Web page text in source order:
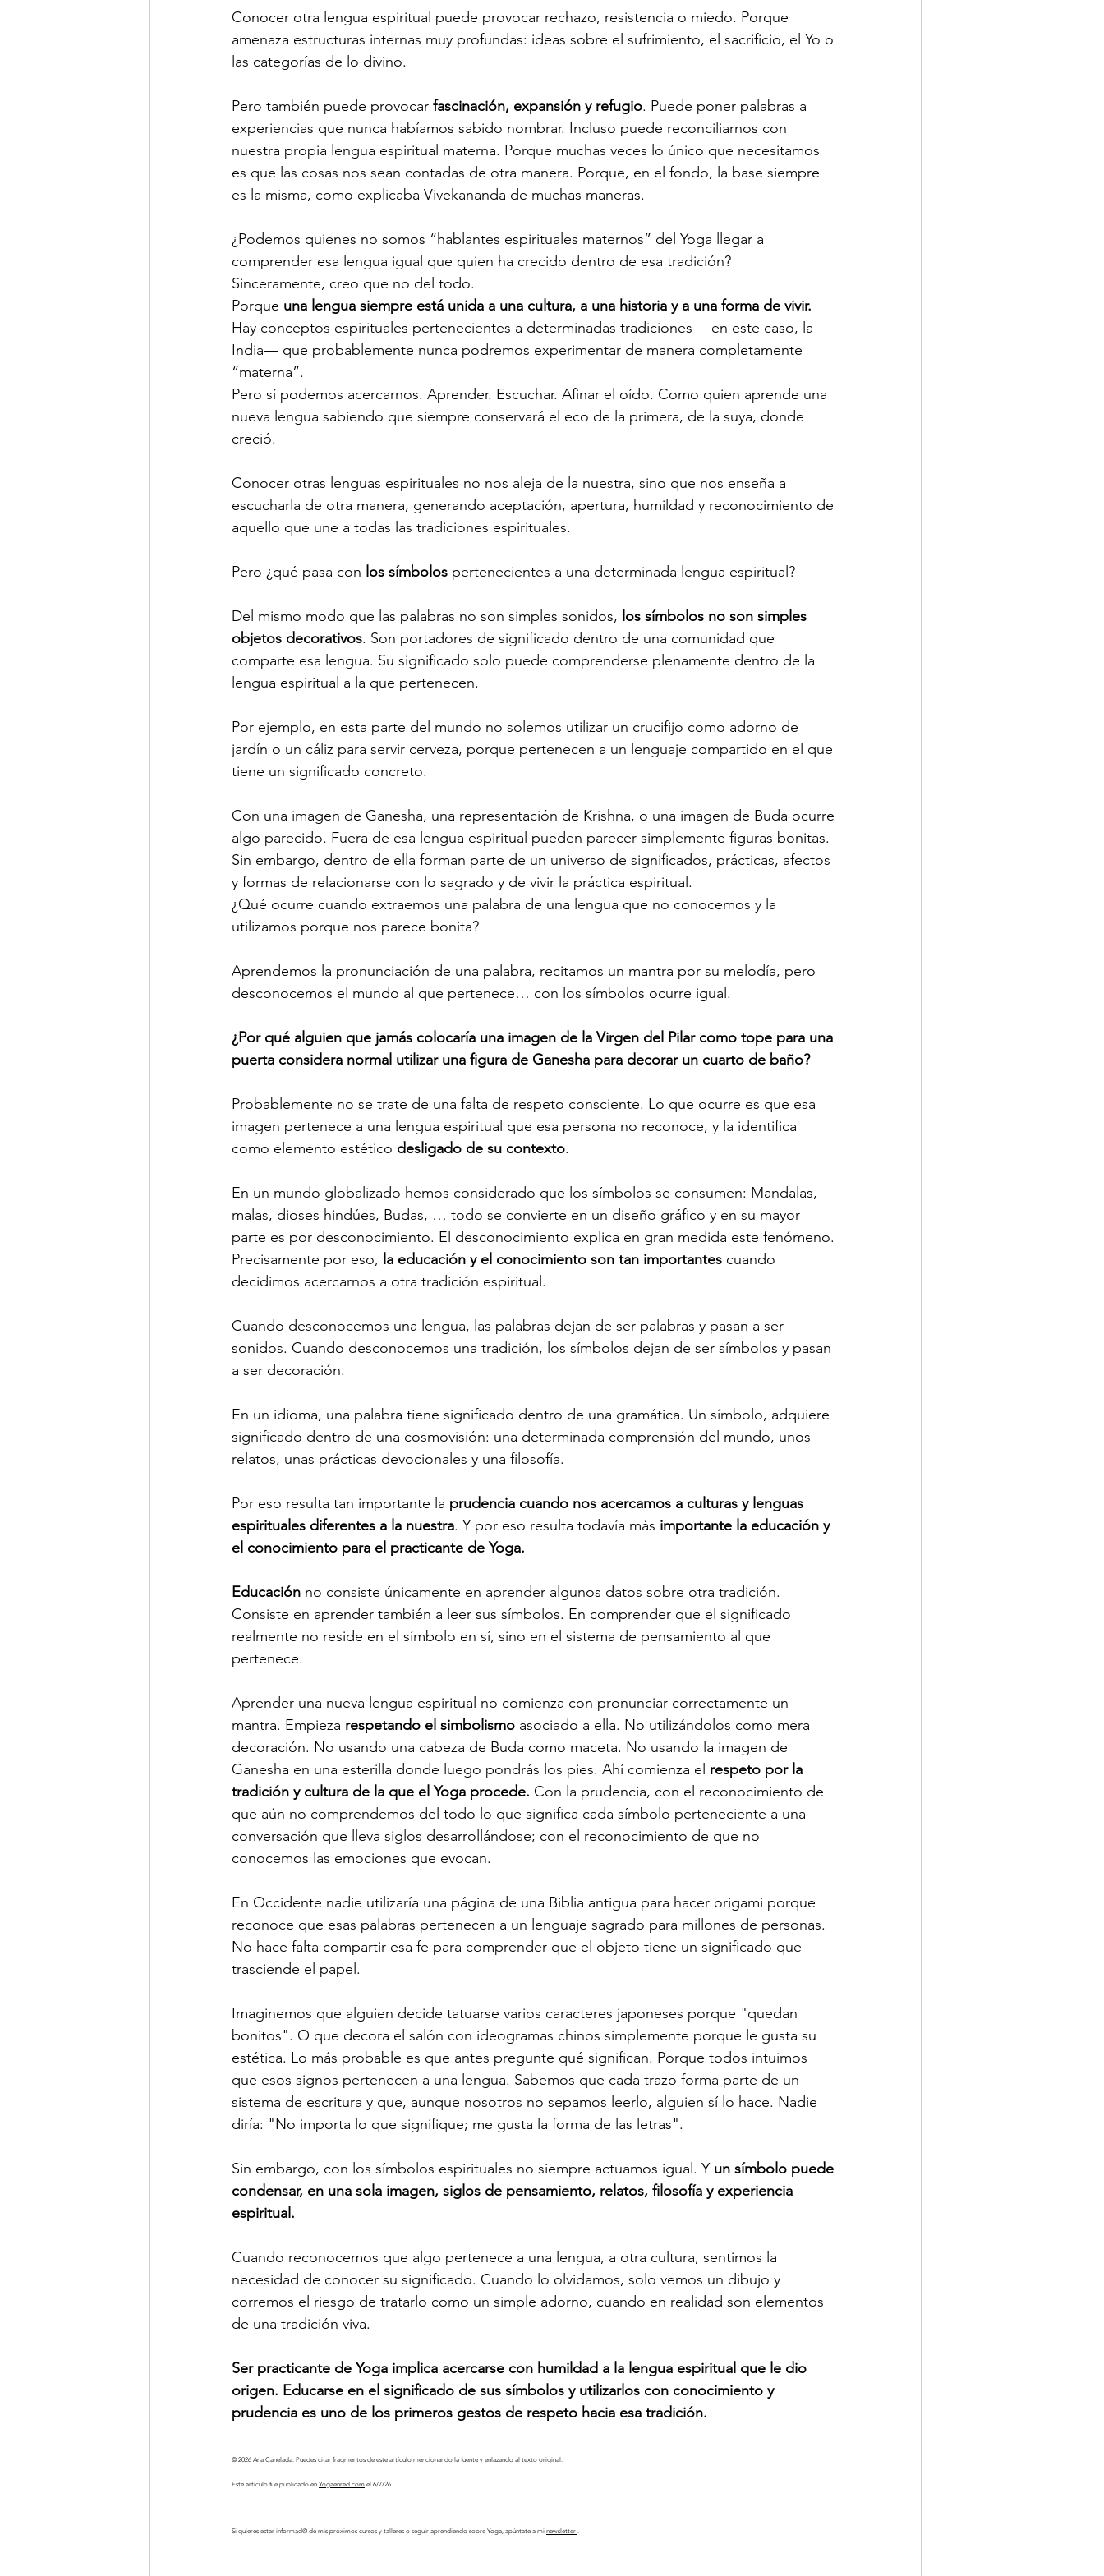
Conocer otra lengua espiritual puede provocar rechazo, resistencia o miedo. Porque
amenaza estructuras internas muy profundas: ideas sobre el sufrimiento, el sacrificio, el Yo o
las categorías de lo divino.
Pero también puede provocar fascinación, expansión y refugio. Puede poner palabras a
experiencias que nunca habíamos sabido nombrar. Incluso puede reconciliarnos con
nuestra propia lengua espiritual materna. Porque muchas veces lo único que necesitamos
es que las cosas nos sean contadas de otra manera. Porque, en el fondo, la base siempre
es la misma, como explicaba Vivekananda de muchas maneras.
¿Podemos quienes no somos “hablantes espirituales maternos” del Yoga llegar a
comprender esa lengua igual que quien ha crecido dentro de esa tradición?
Sinceramente, creo que no del todo.
Porque una lengua siempre está unida a una cultura, a una historia y a una forma de vivir.
Hay conceptos espirituales pertenecientes a determinadas tradiciones —en este caso, la
India— que probablemente nunca podremos experimentar de manera completamente
“materna”.
Pero sí podemos acercarnos. Aprender. Escuchar. Afinar el oído. Como quien aprende una
nueva lengua sabiendo que siempre conservará el eco de la primera, de la suya, donde
creció.
Conocer otras lenguas espirituales no nos aleja de la nuestra, sino que nos enseña a
escucharla de otra manera, generando aceptación, apertura, humildad y reconocimiento de
aquello que une a todas las tradiciones espirituales.
Pero ¿qué pasa con los símbolos pertenecientes a una determinada lengua espiritual?
Del mismo modo que las palabras no son simples sonidos, los símbolos no son simples
objetos decorativos. Son portadores de significado dentro de una comunidad que
comparte esa lengua. Su significado solo puede comprenderse plenamente dentro de la
lengua espiritual a la que pertenecen.
Por ejemplo, en esta parte del mundo no solemos utilizar un crucifijo como adorno de
jardín o un cáliz para servir cerveza, porque pertenecen a un lenguaje compartido en el que
tiene un significado concreto.
Con una imagen de Ganesha, una representación de Krishna, o una imagen de Buda ocurre
algo parecido. Fuera de esa lengua espiritual pueden parecer simplemente figuras bonitas.
Sin embargo, dentro de ella forman parte de un universo de significados, prácticas, afectos
y formas de relacionarse con lo sagrado y de vivir la práctica espiritual.
¿Qué ocurre cuando extraemos una palabra de una lengua que no conocemos y la
utilizamos porque nos parece bonita?
Aprendemos la pronunciación de una palabra, recitamos un mantra por su melodía, pero
desconocemos el mundo al que pertenece… con los símbolos ocurre igual.
¿Por qué alguien que jamás colocaría una imagen de la Virgen del Pilar como tope para una
puerta considera normal utilizar una figura de Ganesha para decorar un cuarto de baño?
Probablemente no se trate de una falta de respeto consciente. Lo que ocurre es que esa
imagen pertenece a una lengua espiritual que esa persona no reconoce, y la identifica
como elemento estético desligado de su contexto.
En un mundo globalizado hemos considerado que los símbolos se consumen: Mandalas,
malas, dioses hindúes, Budas, … todo se convierte en un diseño gráfico y en su mayor
parte es por desconocimiento. El desconocimiento explica en gran medida este fenómeno.
Precisamente por eso, la educación y el conocimiento son tan importantes cuando
decidimos acercarnos a otra tradición espiritual.
Cuando desconocemos una lengua, las palabras dejan de ser palabras y pasan a ser
sonidos. Cuando desconocemos una tradición, los símbolos dejan de ser símbolos y pasan
a ser decoración.
En un idioma, una palabra tiene significado dentro de una gramática. Un símbolo, adquiere
significado dentro de una cosmovisión: una determinada comprensión del mundo, unos
relatos, unas prácticas devocionales y una filosofía.
Por eso resulta tan importante la prudencia cuando nos acercamos a culturas y lenguas
espirituales diferentes a la nuestra. Y por eso resulta todavía más importante la educación y
el conocimiento para el practicante de Yoga.
Educación no consiste únicamente en aprender algunos datos sobre otra tradición.
Consiste en aprender también a leer sus símbolos. En comprender que el significado
realmente no reside en el símbolo en sí, sino en el sistema de pensamiento al que
pertenece.
Aprender una nueva lengua espiritual no comienza con pronunciar correctamente un
mantra. Empieza respetando el simbolismo asociado a ella. No utilizándolos como mera
decoración. No usando una cabeza de Buda como maceta. No usando la imagen de
Ganesha en una esterilla donde luego pondrás los pies. Ahí comienza el respeto por la
tradición y cultura de la que el Yoga procede. Con la prudencia, con el reconocimiento de
que aún no comprendemos del todo lo que significa cada símbolo perteneciente a una
conversación que lleva siglos desarrollándose; con el reconocimiento de que no
conocemos las emociones que evocan.
En Occidente nadie utilizaría una página de una Biblia antigua para hacer origami porque
reconoce que esas palabras pertenecen a un lenguaje sagrado para millones de personas.
No hace falta compartir esa fe para comprender que el objeto tiene un significado que
trasciende el papel.
Imaginemos que alguien decide tatuarse varios caracteres japoneses porque "quedan
bonitos". O que decora el salón con ideogramas chinos simplemente porque le gusta su
estética. Lo más probable es que antes pregunte qué significan. Porque todos intuimos
que esos signos pertenecen a una lengua. Sabemos que cada trazo forma parte de un
sistema de escritura y que, aunque nosotros no sepamos leerlo, alguien sí lo hace. Nadie
diría: "No importa lo que signifique; me gusta la forma de las letras".
Sin embargo, con los símbolos espirituales no siempre actuamos igual. Y un símbolo puede
condensar, en una sola imagen, siglos de pensamiento, relatos, filosofía y experiencia
espiritual.
Cuando reconocemos que algo pertenece a una lengua, a otra cultura, sentimos la
necesidad de conocer su significado. Cuando lo olvidamos, solo vemos un dibujo y
corremos el riesgo de tratarlo como un simple adorno, cuando en realidad son elementos
de una tradición viva.
Ser practicante de Yoga implica acercarse con humildad a la lengua espiritual que le dio
origen. Educarse en el significado de sus símbolos y utilizarlos con conocimiento y
prudencia es uno de los primeros gestos de respeto hacia esa tradición.
© 2026 Ana Canelada. Puedes citar fragmentos de este artículo mencionando la fuente y enlazando al texto original.
Este artículo fue publicado en Yogaenred.com el 6/7/26.
Si quieres estar informad@ de mis próximos cursos y talleres o seguir aprendiendo sobre Yoga, apúntate a mi newsletter .